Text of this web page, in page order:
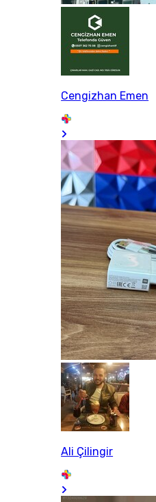
Cengizhan Emen
Ali Çilingir